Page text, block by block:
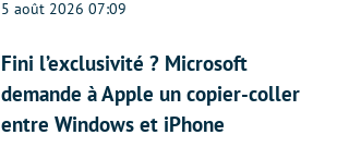
5 août 2026 07:09
Fini l’exclusivité ? Microsoft
demande à Apple un copier-coller
entre Windows et iPhone